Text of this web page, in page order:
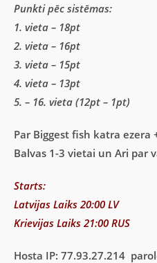
Punkti pēc sistēmas:
1. vieta – 18pt
2. vieta – 16pt
3. vieta – 15pt
4. vieta – 13pt
5. – 16. vieta (12pt – 1pt)
Par Biggest fish katra ezera
Balvas 1-3 vietai un Ari par
Starts:
Latvijas Laiks 20:00 LV
Krievijas Laiks 21:00 RUS
Hosta IP: 77.93.27.214